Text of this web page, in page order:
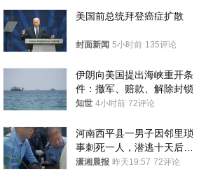
美国前总统拜登癌症扩散
封面新闻 5小时前 135评论
伊朗向美国提出海峡重开条
件：撤军、赔款、解除封锁
知世 4小时前 72评论
河南西平县一男子因邻里琐
事刺死一人，潜逃十天后在
十多公里外一片玉米地里落
潇湘晨报 昨天19:57 72评论